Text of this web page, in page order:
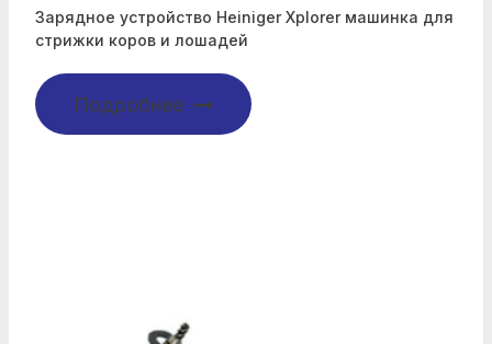
Зарядное устройство Heiniger Xplorer машинка для
стрижки коров и лошадей
Подробнее